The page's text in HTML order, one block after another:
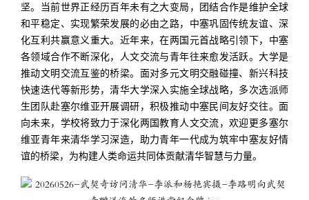
坚。当前世界正经历百年未有之大变局，团结合作是维护全球
和平稳定、实现繁荣发展的必由之路，中塞巩固传统友谊、深
化互利共赢意义重大。近年来，在两国元首战略引领下，中塞
各领域合作不断深化，人文交流与青年往来愈发活跃。大学是
推动文明交流互鉴的桥梁。面对多元文明交融碰撞、新兴科技
快速迭代等新形势，清华大学深入实施全球战略，多次选派师
生团队赴塞尔维亚开展调研，积极推动中塞民间友好交往。面
向未来，学校将致力于深化两国教育人文交流，欢迎更多塞尔
维亚青年来清华学习深造，助力青年一代成为筑牢中塞友好情
谊的桥梁，为构建人类命运共同体贡献清华智慧与力量。